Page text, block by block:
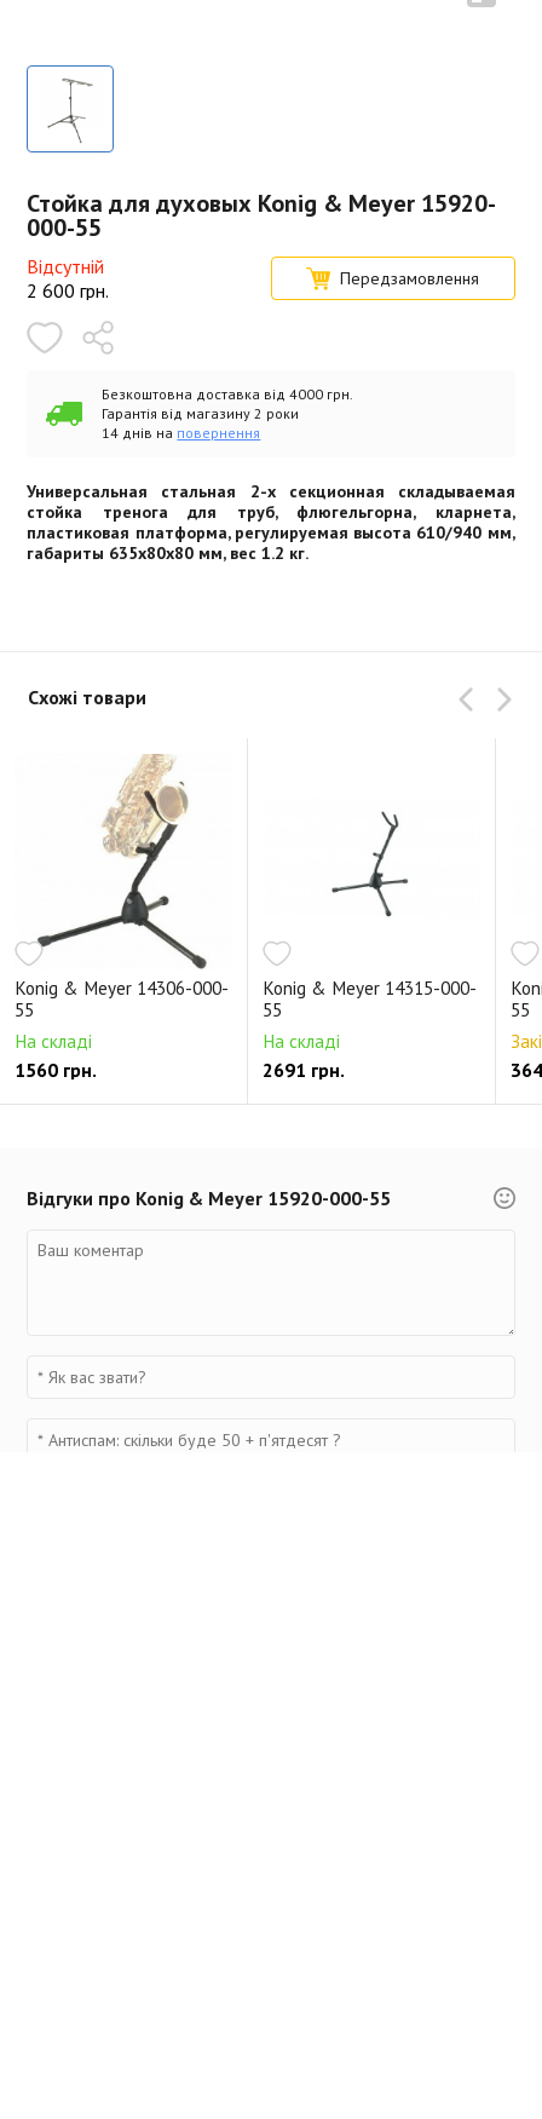
Стойка для духовых Konig & Meyer 15920-
000-55
Відсутній
2 600 грн. Передзамовлення
Безкоштовна доставка від 4000 грн.
Гарантія від магазину 2 роки
14 днів на повернення
Универсальная стальная 2-х секционная складываемая
стойка тренога для труб, флюгельгорна, кларнета,
пластиковая платформа, регулируемая высота 610/940 мм,
габариты 635x80x80 мм, вес 1.2 кг.
Схожі товари
Konig & Meyer 14306-000-
55
На складі
1560 грн.
Konig & Meyer 14315-000-
55
На складі
2691 грн.
55
Відгуки про Konig & Meyer 15920-000-55